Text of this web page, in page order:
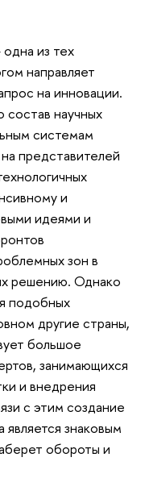
из тех
направляет
на инновации.
состав научных
системам
представителей
и
идеями и
зон в
решению. Однако
подобных
другие страны,
большое
занимающихся
и внедрения
с этим создание
является знаковым
обороты и